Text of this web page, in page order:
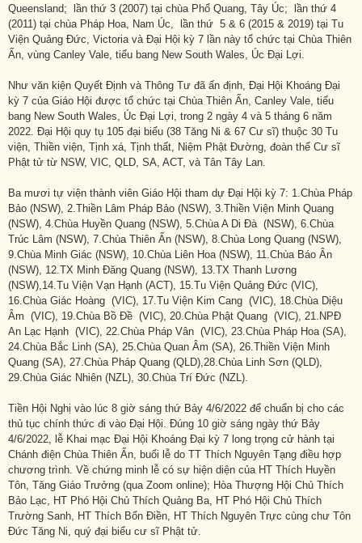
Queensland; lần thứ 3 (2007) tại chùa Phổ Quang, Tây Úc; lần thứ 4
(2011) tại chùa Pháp Hoa, Nam Úc, lần thứ 5 & 6 (2015 & 2019) tại Tu
Viện Quảng Đức, Victoria và Đại Hội kỳ 7 lần này tổ chức tại Chùa Thiên
Ấn, vùng Canley Vale, tiểu bang New South Wales, Úc Đại Lợi.
Như văn kiện Quyết Định và Thông Tư đã ấn định, Đại Hội Khoáng Đại
kỳ 7 của Giáo Hội được tổ chức tại Chùa Thiên Ấn, Canley Vale, tiểu
bang New South Wales, Úc Đại Lợi, trong 2 ngày 4 và 5 tháng 6 năm
2022. Đại Hội quy tụ 105 đại biểu (38 Tăng Ni & 67 Cư sĩ) thuộc 30 Tu
viện, Thiền viện, Tịnh xá, Tịnh thất, Niệm Phật Đường, đoàn thể Cư sĩ
Phật tử từ NSW, VIC, QLD, SA, ACT, và Tân Tây Lan.
Ba mươi tự viện thành viên Giáo Hội tham dự Đại Hội kỳ 7: 1.Chùa Pháp
Bảo (NSW), 2.Thiền Lâm Pháp Bảo (NSW), 3.Thiền Viện Minh Quang
(NSW), 4.Chùa Huyền Quang (NSW), 5.Chùa A Di Đà (NSW), 6.Chùa
Trúc Lâm (NSW), 7.Chùa Thiên Ấn (NSW), 8.Chùa Long Quang (NSW),
9.Chùa Minh Giác (NSW), 10.Chùa Liên Hoa (NSW), 11.Chùa Báo Ân
(NSW), 12.TX Minh Đăng Quang (NSW), 13.TX Thanh Lương
(NSW),14.Tu Viện Vạn Hạnh (ACT), 15.Tu Viện Quảng Đức (VIC),
16.Chùa Giác Hoàng (VIC), 17.Tu Viện Kim Cang (VIC), 18.Chùa Diệu
Âm (VIC), 19.Chùa Bồ Đề (VIC), 20.Chùa Phật Quang (VIC), 21.NPĐ
An Lạc Hạnh (VIC), 22.Chùa Pháp Vân (VIC), 23.Chùa Pháp Hoa (SA),
24.Chùa Bắc Linh (SA), 25.Chùa Quan Âm (SA), 26.Thiền Viện Minh
Quang (SA), 27.Chùa Pháp Quang (QLD),28.Chùa Linh Sơn (QLD),
29.Chùa Giác Nhiên (NZL), 30.Chùa Trí Đức (NZL).
Tiền Hội Nghị vào lúc 8 giờ sáng thứ Bảy 4/6/2022 để chuẩn bị cho các
thủ tục chính thức đi vào Đại Hội. Đúng 10 giờ sáng ngày thứ Bảy
4/6/2022, lễ Khai mạc Đại Hội Khoáng Đại kỳ 7 long trọng cử hành tại
Chánh điện Chùa Thiên Ấn, buổi lễ do TT Thích Nguyên Tạng điều hợp
chương trình. Về chứng minh lễ có sự hiện diện của HT Thích Huyền
Tôn, Tăng Giáo Trưởng (qua Zoom online); Hòa Thượng Hội Chủ Thích
Bảo Lạc, HT Phó Hội Chủ Thích Quảng Ba, HT Phó Hội Chủ Thích
Trường Sanh, HT Thích Bổn Điền, HT Thích Nguyên Trực cùng chư Tôn
Đức Tăng Ni, quý đại biểu cư sĩ Phật tử.